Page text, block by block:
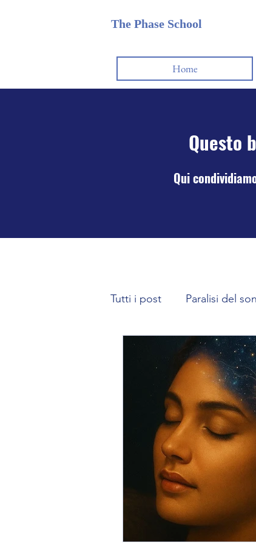
The Phase School
Home
Questo
Qui
Tutti i post Paralisi del
Karma | La Legge di
Come gestire lo spazio
Il potere del subconscio
risveglio spirituale
Ricerca sulle